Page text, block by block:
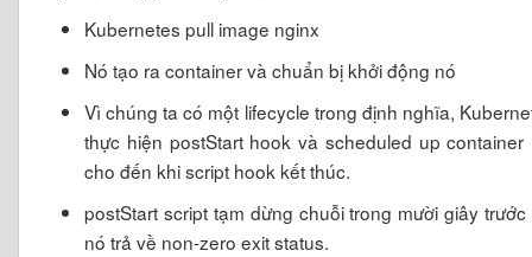
Kubernetes pull image nginx
Nó tạo ra container và chuẩn bị khởi động nó
Vì chúng ta có một lifecycle trong định nghĩa,
thực hiện postStart hook và scheduled up container
cho đến khi script hook kết thúc.
postStart script tạm dừng chuỗi trong mười giây trước
nó trả về non-zero exit status.